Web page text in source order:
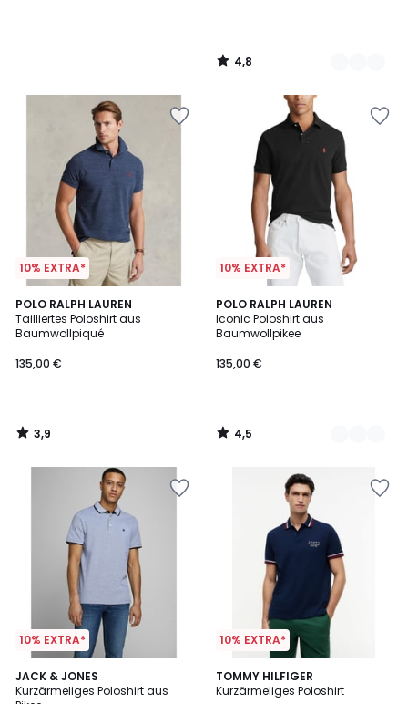
4,8
/
10% EXTRA*
POLO RALPH LAUREN
Tailliertes Poloshirt aus
Baumwollpiqué
135,00 €
3,9
/ 5
3,9
/
10% EXTRA*
POLO RALPH LAUREN
Iconic Poloshirt aus
Baumwollpikee
135,00 €
4,5
/ 5
4
Farben
4,5
/
10% EXTRA*
JACK & JONES
Kurzärmeliges Poloshirt aus
4,6
/ 5
4
Farben
10% EXTRA*
TOMMY HILFIGER
Kurzärmeliges Poloshirt
2
Farben